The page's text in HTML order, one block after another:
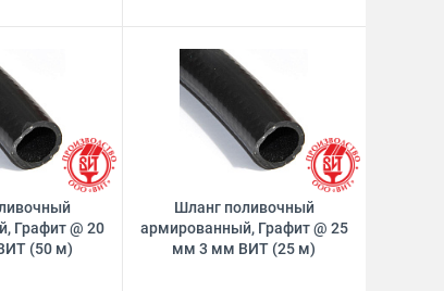
Графит @ 20
(50 м)
Шланг поливочный
армированный, Графит @ 25
мм 3 мм ВИТ (25 м)